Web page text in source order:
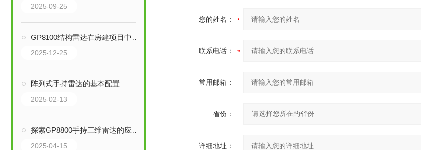
2025-09-25
GP8100结构雷达在房建项目中的实际应用
2025-12-25
阵列式手持雷达的基本配置
2025-02-13
探索GP8800手持三维雷达的应用领域与优势
2025-04-15
您的姓名：
联系电话：
常用邮箱：
省份：
详细地址：